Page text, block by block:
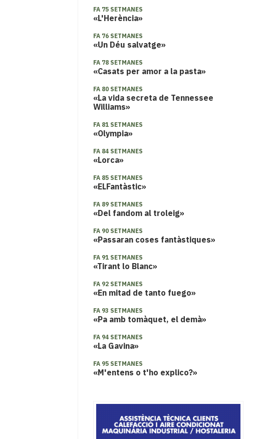
FA 75 SETMANES
«L'Herència»
FA 76 SETMANES
«Un Déu salvatge»
FA 78 SETMANES
«Casats per amor a la pasta»
FA 80 SETMANES
«La vida secreta de Tennessee
Williams»
FA 81 SETMANES
«Olympia»
FA 84 SETMANES
«Lorca»
FA 85 SETMANES
«ELFantàstic»
FA 89 SETMANES
«Del fandom al troleig»
FA 90 SETMANES
«Passaran coses fantàstiques»
FA 91 SETMANES
«Tirant lo Blanc»
FA 92 SETMANES
«En mitad de tanto fuego»
FA 93 SETMANES
«Pa amb tomàquet, el demà»
FA 94 SETMANES
«La Gavina»
FA 95 SETMANES
«M'entens o t'ho explico?»